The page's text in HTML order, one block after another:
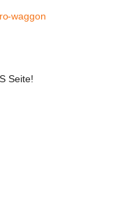
waggon
Seite!